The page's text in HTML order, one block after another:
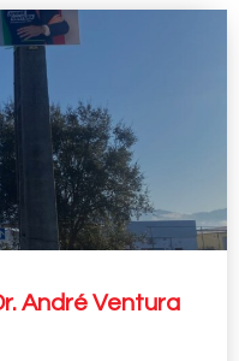
André Ventura